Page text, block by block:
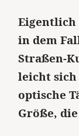
Eigentlich
in dem
Straßen-
leicht sich
optische
Größe,